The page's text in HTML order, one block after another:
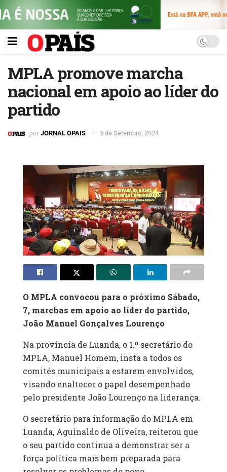
MPLA promove marcha
nacional em apoio ao líder do
partido
por JORNAL OPAIS 5 de Setembro, 2024
O MPLA convocou para o próximo Sábado,
7, marchas em apoio ao líder do partido,
João Manuel Gonçalves Lourenço
Na província de Luanda, o 1.º secretário do
MPLA, Manuel Homem, insta a todos os
comités municipais a estarem envolvidos,
visando enaltecer o papel desempenhado
pelo presidente João Lourenço na liderança.
O secretário para informação do MPLA em
Luanda, Aguinaldo de Oliveira, reiterou que
o seu partido continua a demonstrar ser a
força política mais bem preparada para